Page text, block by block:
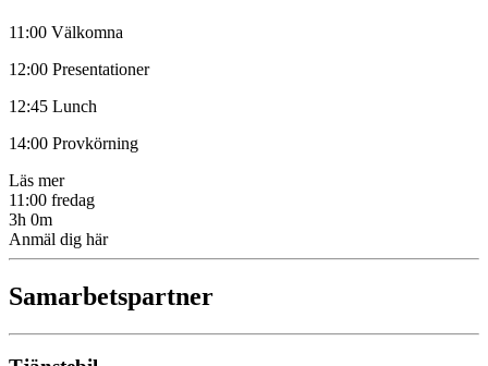
11:00 Välkomna
12:00 Presentationer
12:45 Lunch
14:00 Provkörning
Läs mer
11:00 fredag
3h 0m
Anmäl dig här
Samarbetspartner